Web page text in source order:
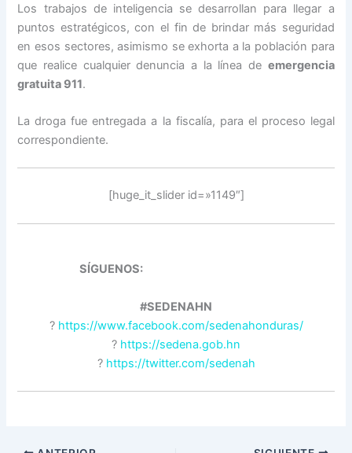
Los trabajos de inteligencia se desarrollan para llegar a
puntos estratégicos, con el fin de brindar más seguridad
en esos sectores, asimismo se exhorta a la población para
que realice cualquier denuncia a la línea de emergencia
gratuita 911.
La droga fue entregada a la fiscalía, para el proceso legal
correspondiente.
[huge_it_slider id=»1149″]
SÍGUENOS:
#SEDENAHN
? https://www.facebook.com/sedenahonduras/
? https://sedena.gob.hn
? https://twitter.com/sedenah